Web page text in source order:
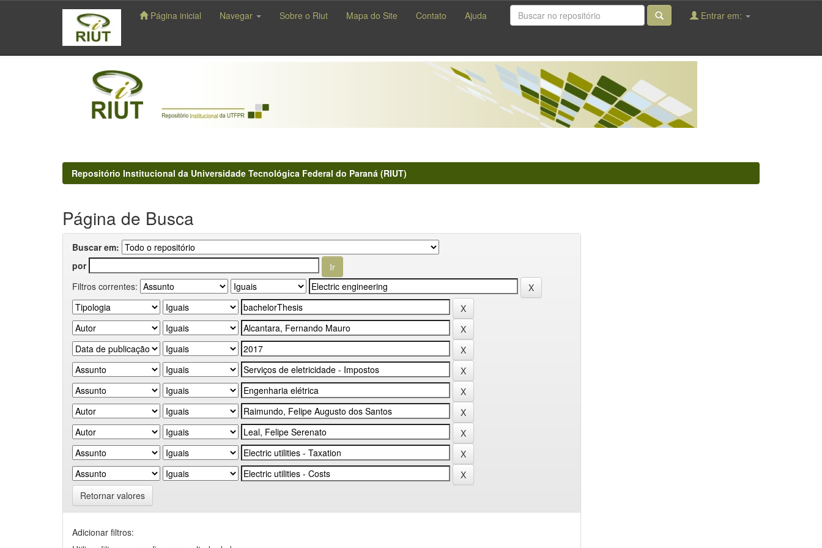
navigation
Página inicial Navegar Sobre o Riut Mapa do Site Contato Ajuda Entrar em:
Repositório Institucional da Universidade Tecnológica Federal do Paraná (RIUT)
Página de Busca
Buscar em:
por
Filtros correntes:
Retornar valores
Adicionar filtros: